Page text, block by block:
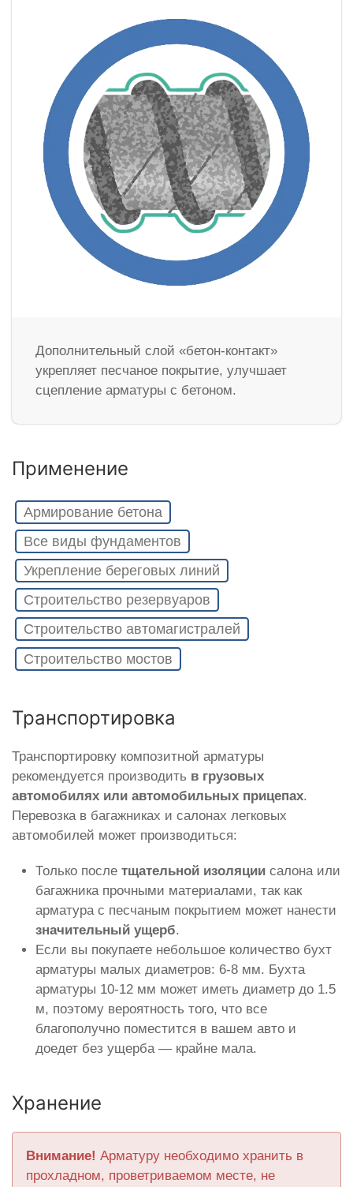
Дополнительный слой «бетон-контакт»
укрепляет песчаное покрытие, улучшает
сцепление арматуры с бетоном.
Применение
Армирование бетона
Все виды фундаментов
Укрепление береговых линий
Строительство резервуаров
Строительство автомагистралей
Строительство мостов
Транспортировка
Транспортировку композитной арматуры
рекомендуется производить в грузовых
автомобилях или автомобильных прицепах.
Перевозка в багажниках и салонах легковых
автомобилей может производиться:
Только после тщательной изоляции салона или
багажника прочными материалами, так как
арматура с песчаным покрытием может нанести
значительный ущерб.
Если вы покупаете небольшое количество бухт
арматуры малых диаметров: 6-8 мм. Бухта
арматуры 10-12 мм может иметь диаметр до 1.5
м, поэтому вероятность того, что все
благополучно поместится в вашем авто и
доедет без ущерба — крайне мала.
Хранение
Внимание! Арматуру необходимо хранить в
прохладном, проветриваемом месте, не